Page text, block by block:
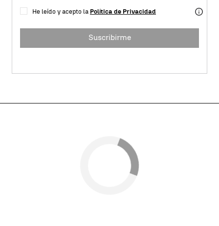
He leído y acepto la Política de Privacidad
Suscribirme